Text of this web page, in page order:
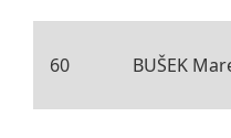
60 BUŠEK